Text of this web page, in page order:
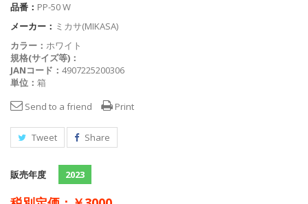
品番： PP-50 W
メーカー： ミカサ(MIKASA)
カラー： ホワイト
規格(サイズ等)：
JANコード： 4907225200306
単位： 箱
Send to a friend
Print
Tweet Share
販売年度 2023